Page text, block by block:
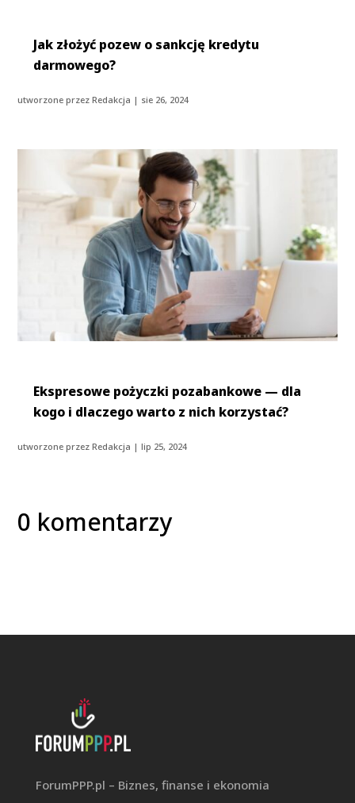
Jak złożyć pozew o sankcję kredytu
darmowego?
utworzone przezRedakcja | sie 26, 2024
Ekspresowe pożyczki pozabankowe — dla
kogo i dlaczego warto z nich korzystać?
utworzone przezRedakcja |lip 25, 2024
0 komentarzy
ForumPPP.pl – Biznes, finanse i ekonomia